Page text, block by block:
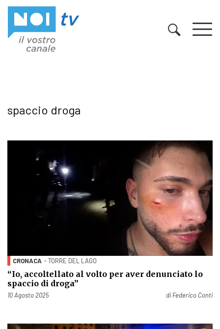
spaccio droga
CRONACA - TORRE DEL LAGO
“Io, accoltellato al volto per aver denunciato lo
spaccio di droga”
Pubblicato il
10 Agosto 2025 di Federico Conti